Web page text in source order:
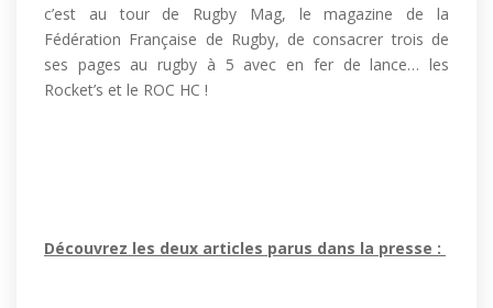
c’est au tour de Rugby Mag, le magazine de la
Fédération Française de Rugby, de consacrer trois de
ses pages au rugby à 5 avec en fer de lance… les
Rocket’s et le ROC HC !
Découvrez les deux articles parus dans la presse :